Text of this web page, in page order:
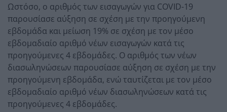
Ωστόσο, ο αριθμός των εισαγωγών για COVID-19
παρουσίασε αύξηση σε σχέση με την προηγούμενη
εβδομάδα και μείωση 19% σε σχέση με τον μέσο
εβδομαδιαίο αριθμό νέων εισαγωγών κατά τις
προηγούμενες 4 εβδομάδες. Ο αριθμός των νέων
διασωληνώσεων παρουσίασε αύξηση σε σχέση με την
προηγούμενη εβδομάδα, ενώ ταυτίζεται με τον μέσο
εβδομαδιαίο αριθμό νέων διασωληνώσεων κατά τις
προηγούμενες 4 εβδομάδες.